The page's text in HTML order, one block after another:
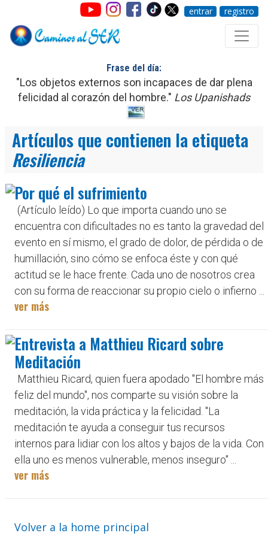
entrar registro
Frase del día:
"Los objetos externos son incapaces de dar plena
felicidad al corazón del hombre." Los Upanishads
Artículos que contienen la etiqueta
Resiliencia
Por qué el sufrimiento
(Artículo leído) Lo que importa cuando uno se
encuentra con dificultades no es tanto la gravedad del
evento en sí mismo, el grado de dolor, de pérdida o de
humillación, sino cómo se enfoca éste y con qué
actitud se le hace frente. Cada uno de nosotros crea
con su forma de reaccionar su propio cielo o infierno ...
ver más
Entrevista a Matthieu Ricard sobre
Meditación
Matthieu Ricard, quien fuera apodado ''El hombre más
feliz del mundo'', nos comparte su visión sobre la
meditación, la vida práctica y la felicidad. ''La
meditación te ayuda a conseguir tus recursos
internos para lidiar con los altos y bajos de la vida. Con
ella uno es menos vulnerable, menos inseguro'' ...
ver más
Volver a la home principal